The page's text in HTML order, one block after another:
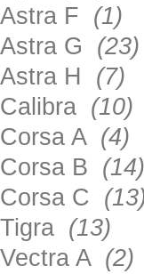
Astra F (1)
Astra G (23)
Astra H (7)
Calibra (10)
Corsa A (4)
Corsa B (14)
Corsa C
Tigra (13)
Vectra A (2)